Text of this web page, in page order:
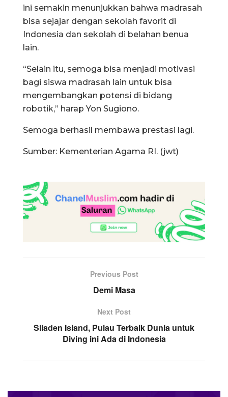
ini semakin menunjukkan bahwa madrasah
bisa sejajar dengan sekolah favorit di
Indonesia dan sekolah di belahan benua
lain.
“Selain itu, semoga bisa menjadi motivasi
bagi siswa madrasah lain untuk bisa
mengembangkan potensi di bidang
robotik,” harap Yon Sugiono.
Semoga berhasil membawa prestasi lagi.
Sumber: Kementerian Agama RI. (jwt)
Previous Post
Demi Masa
Next Post
Siladen Island, Pulau Terbaik Dunia untuk
Diving ini Ada di Indonesia